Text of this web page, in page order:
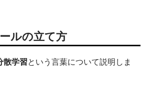
ルの立て方
散学習という言葉について説明しま